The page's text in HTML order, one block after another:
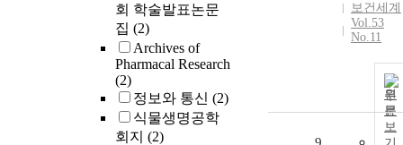
회 학술발표논문
집 (2)
Archives of
Pharmacal Research
(2)
정보와 통신 (2)
식물생명공학
회지 (2)
보건세계
Vol.53
No.11
원
문
보